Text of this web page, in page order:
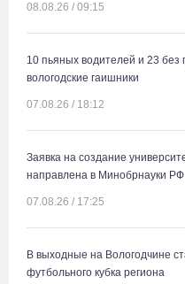
08.08.26 / 09:15
10 пьяных водителей и 23 без
вологодские гаишники
07.08.26 / 18:12
Заявка на создание
направлена в Минобрнауки РФ
07.08.26 / 17:25
В выходные на Вологодчине
футбольного кубка региона